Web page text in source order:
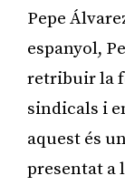
Pepe
espanyol,
retribuir la
sindicals i
aquest és
presentat a